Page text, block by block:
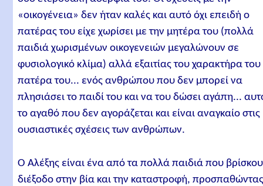
«οικογένεια» δεν ήταν καλές και αυτό όχι επειδή ο
πατέρας του είχε χωρίσει με την μητέρα του (πολλά
παιδιά χωρισμένων οικογενειών μεγαλώνουν σε
φυσιολογικό κλίμα) αλλά εξαιτίας του χαρακτήρα του
πατέρα του... ενός ανθρώπου που δεν μπορεί να
πλησιάσει το παιδί του και να του δώσει αγάπη...
το αγαθό που δεν αγοράζεται και είναι αναγκαίο στις
ουσιαστικές σχέσεις των ανθρώπων.
Ο Αλέξης είναι ένα από τα πολλά παιδιά που
διέξοδο στην βία και την καταστροφή,